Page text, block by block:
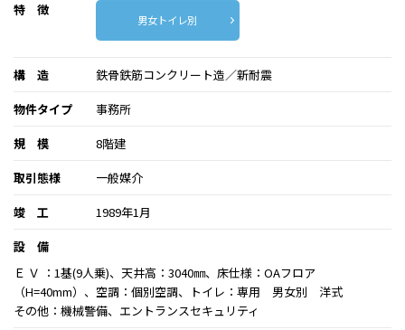
特 徴
男女トイレ別
構 造
鉄骨鉄筋コンクリート造／新耐震
物件タイプ
事務所
規 模
8階建
取引態様
一般媒介
竣 工
1989年1月
設 備
Ｅ Ｖ ：1基(9人乗)、天井高：3040㎜、床仕様：OAフロア
（H=40mm）、空調：個別空調、トイレ：専用 男女別 洋式
その他：機械警備、エントランスセキュリティ